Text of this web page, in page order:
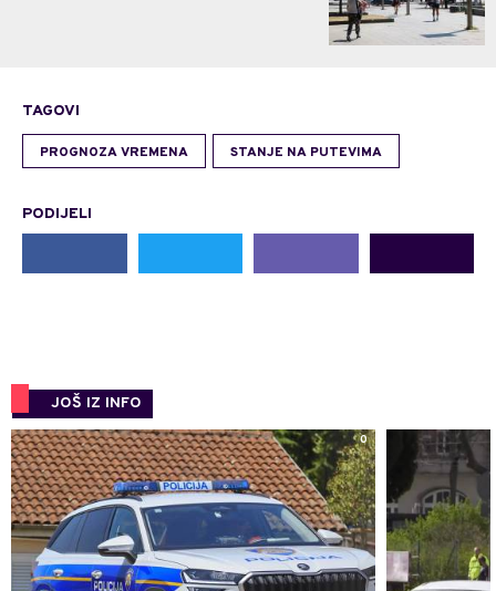
TAGOVI
PROGNOZA VREMENA STANJE NA PUTEVIMA
PODIJELI
JOŠ IZ INFO
0